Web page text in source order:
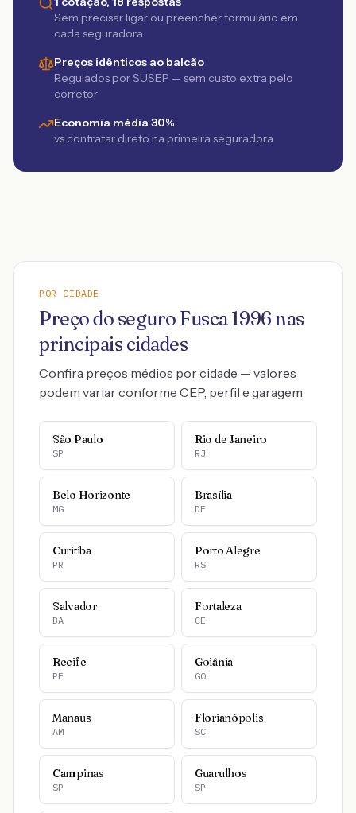
Sem precisar ligar ou preencher formulário em
cada seguradora
Preços idênticos ao balcão
Regulados por SUSEP — sem custo extra pelo
corretor
Economia média 30%
vs contratar direto na primeira seguradora
POR CIDADE
Preço do seguro Fusca1996nas
principais cidades
Confira preços médios por cidade — valores
podem variar conforme CEP, perfil e garagem
São Paulo
SP
Rio de Janeiro
RJ
Belo Horizonte
MG
Brasília
DF
Curitiba
PR
Porto Alegre
RS
Salvador
BA
Fortaleza
CE
Recife
PE
Goiânia
GO
Manaus
AM
Florianópolis
SC
Campinas
SP
Guarulhos
SP